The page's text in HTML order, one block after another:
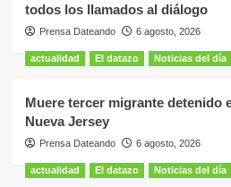
todos los llamados al diálogo
Prensa Dateando 6 agosto, 2026
actualidad El datazo Noticias del día
Muere tercer migrante detenido
Nueva Jersey
Prensa Dateando 6 agosto, 2026
actualidad El datazo Noticias del día